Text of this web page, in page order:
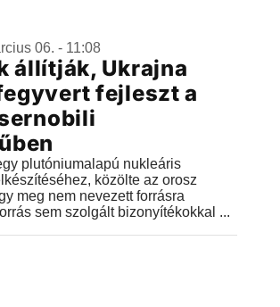
06. - 11:08
állítják, Ukrajna
fejleszt a
plutóniumalapú nukleáris
közölte az orosz
meg nem nevezett forrásra
sem szolgált bizonyítékokkal ...